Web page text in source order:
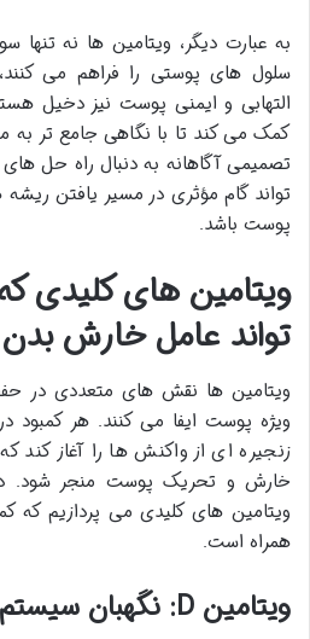
به عبارت دیگر، ویتامین ها نه تنها
سلول های پوستی را فراهم می
التهابی و ایمنی پوست نیز دخیل
کمک می کند تا با نگاهی جامع تر به
تصمیمی آگاهانه به دنبال راه حل
تواند گام مؤثری در مسیر یافتن
پوست باشد.
ویتامین های کلیدی
تواند عامل خارش
ویتامین ها نقش های متعددی در
ویژه پوست ایفا می کنند. هر کمبود
زنجیره ای از واکنش ها را آغاز کند
خارش و تحریک پوست منجر شود. در
ویتامین های کلیدی می پردازیم که
همراه است.
ویتامین D: نگهبان سیستم ایمنی پوست